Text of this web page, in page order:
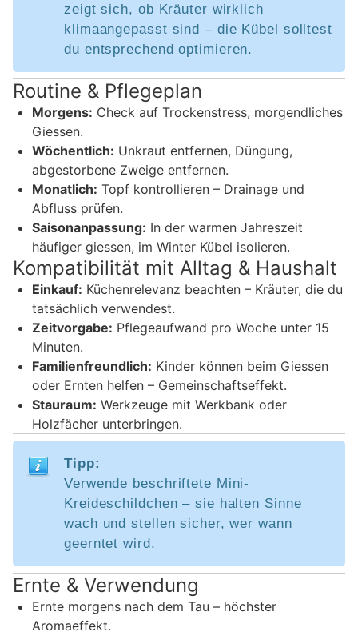
zeigt sich, ob Kräuter wirklich
klimaangepasst sind – die Kübel solltest
du entsprechend optimieren.
Routine & Pflegeplan
Morgens: Check auf Trockenstress, morgendliches
Giessen.
Wöchentlich: Unkraut entfernen, Düngung,
abgestorbene Zweige entfernen.
Monatlich: Topf kontrollieren – Drainage und
Abfluss prüfen.
Saisonanpassung: In der warmen Jahreszeit
häufiger giessen, im Winter Kübel isolieren.
Kompatibilität mit Alltag & Haushalt
Einkauf: Küchenrelevanz beachten – Kräuter, die du
tatsächlich verwendest.
Zeitvorgabe: Pflegeaufwand pro Woche unter 15
Minuten.
Familienfreundlich: Kinder können beim Giessen
oder Ernten helfen – Gemeinschaftseffekt.
Stauraum: Werkzeuge mit Werkbank oder
Holzfächer unterbringen.
Tipp:
Verwende beschriftete Mini-
Kreideschildchen – sie halten Sinne
wach und stellen sicher, wer wann
geerntet wird.
Ernte & Verwendung
Ernte morgens nach dem Tau – höchster
Aromaeffekt.